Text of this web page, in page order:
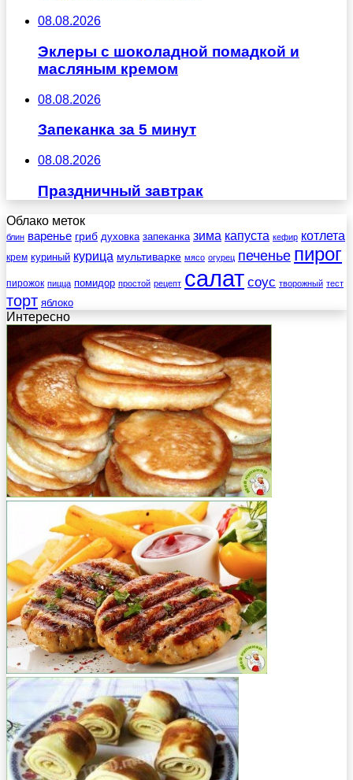
08.08.2026
Эклеры с шоколадной помадкой и
масляным кремом
08.08.2026
Запеканка за 5 минут
08.08.2026
Праздничный завтрак
Облако меток
блин варенье гриб духовка запеканка зима капуста кефир котлета
крем куриный курица мультиварке мясо огурец печенье пирог
пирожок пицца помидор простой рецепт салат соус творожный тест
торт яблоко
Интересно